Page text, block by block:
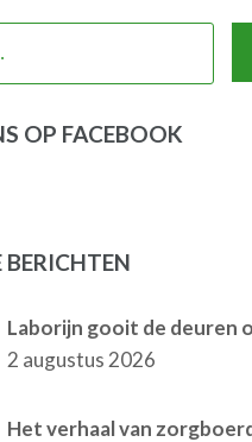
OP FACEBOOK
BERICHTEN
Laborijn gooit de deuren
2 augustus 2026
Het verhaal van